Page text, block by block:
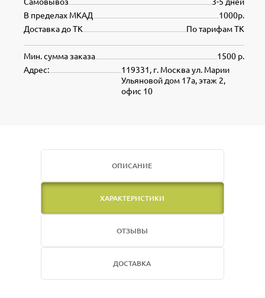
1000р.
В пределах МКАД
По тарифам ТК
Доставка до ТК
1500 р.
Мин. сумма заказа
119331, г. Москва ул. Марии
Ульяновой дом 17а, этаж 2,
офис 10
Адрес:
ОПИСАНИЕ
ХАРАКТЕРИСТИКИ
ОТЗЫВЫ
ДОСТАВКА